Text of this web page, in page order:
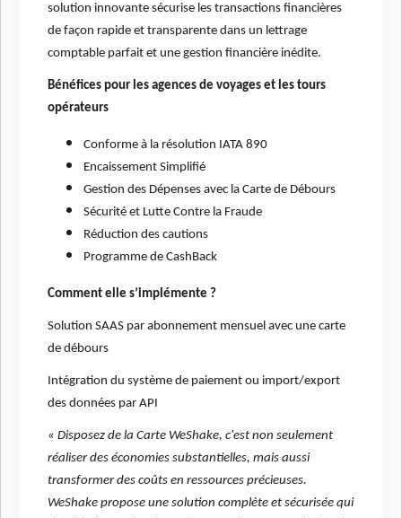
solution innovante sécurise les transactions financières
de façon rapide et transparente dans un lettrage
comptable parfait et une gestion financière inédite.
Bénéfices pour les agences de voyages et les tours
opérateurs
Conforme à la résolution IATA 890
Encaissement Simplifié
Gestion des Dépenses avec la Carte de Débours
Sécurité et Lutte Contre la Fraude
Réduction des cautions
Programme de CashBack
Comment elle s’implémente ?
Solution SAAS par abonnement mensuel avec une carte
de débours
Intégration du système de paiement ou import/export
des données par API
« Disposez de la Carte WeShake, c'est non seulement
réaliser des économies substantielles, mais aussi
transformer des coûts en ressources précieuses.
WeShake propose une solution complète et sécurisée qui